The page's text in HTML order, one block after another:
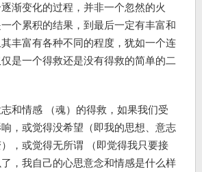
渐变化的过程，并非一个忽然的火
个累积的结果，到最后一定有丰富和
丰富有各种不同的程度，犹如一个连
是一个得救还是没有得救的简单的二
和情感 （魂）的得救，如果我们受
，或觉得没希望（即我的思想、意志
，或觉得无所谓 （即觉得我只要接
，我自己的心思意念和情感是什么样